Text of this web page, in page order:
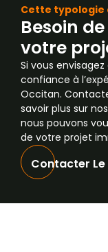
Cette typologie
Besoin
votre
Si vous
confiance à
Occitan.
savoir plus sur
nous pouvons
de votre projet
Contacter